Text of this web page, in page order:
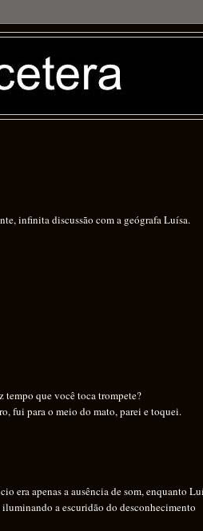
infinita discussão com a geógrafa Luísa.
tempo que você toca trompete?
fui para o meio do mato, parei e toquei.
era apenas a ausência de som, enquanto
a escuridão do desconhecimento